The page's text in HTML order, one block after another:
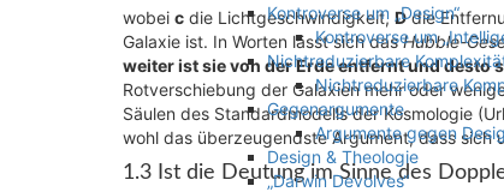
Kontroverse um „Design“
Kontroverse um
Nichtreduzierbare
Nichtreduzierbare
Gegenargumente
Argumente gegen
Design & Theologie
„Darwin Devolves“
wobei c die Lichtgeschwindigkeit, Ddie
Galaxie ist. In Worten lässt sich dasHubble-
weiter ist sie von der Erde entfernt und desto
Rotverschiebung der Galaxien mehr oder
Säulen des Standardmodells der Kosmologie
wohl das überzeugendste Argument, dass sich
1.3 Ist die Deutung im Sinne des